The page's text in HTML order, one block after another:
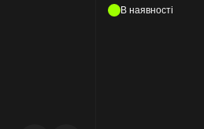
В наявності